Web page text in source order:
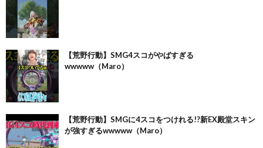
【荒野行動】SMG4スコがやばすぎる
wwwww（Maro）
【荒野行動】SMGに4スコをつけれる!?新EX殿堂スキン
が強すぎるwwwww（Maro）